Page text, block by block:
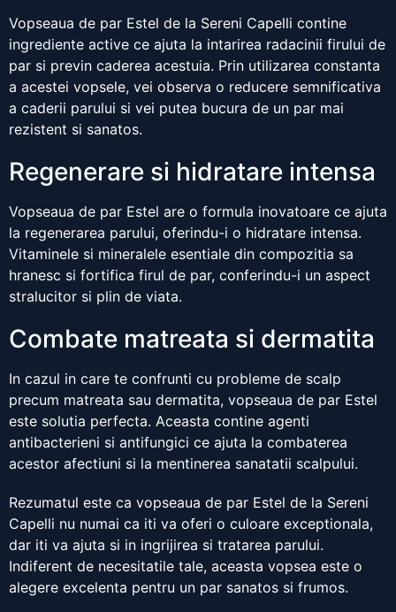
Vopseaua de par Estel de la Sereni Capelli contine
ingrediente active ce ajuta la intarirea radacinii firului de
par si previn caderea acestuia. Prin utilizarea constanta
a acestei vopsele, vei observa o reducere semnificativa
a caderii parului si vei putea bucura de un par mai
rezistent si sanatos.
Regenerare si hidratare intensa
Vopseaua de par Estel are o formula inovatoare ce ajuta
la regenerarea parului, oferindu-i o hidratare intensa.
Vitaminele si mineralele esentiale din compozitia sa
hranesc si fortifica firul de par, conferindu-i un aspect
stralucitor si plin de viata.
Combate matreata si dermatita
In cazul in care te confrunti cu probleme de scalp
precum matreata sau dermatita, vopseaua de par Estel
este solutia perfecta. Aceasta contine agenti
antibacterieni si antifungici ce ajuta la combaterea
acestor afectiuni si la mentinerea sanatatii scalpului.
Rezumatul este ca vopseaua de par Estel de la Sereni
Capelli nu numai ca iti va oferi o culoare exceptionala,
dar iti va ajuta si in ingrijirea si tratarea parului.
Indiferent de necesitatile tale, aceasta vopsea este o
alegere excelenta pentru un par sanatos si frumos.